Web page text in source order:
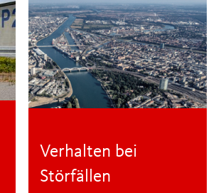
Verhalten bei
Störfällen